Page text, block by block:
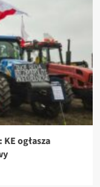
ogłasza